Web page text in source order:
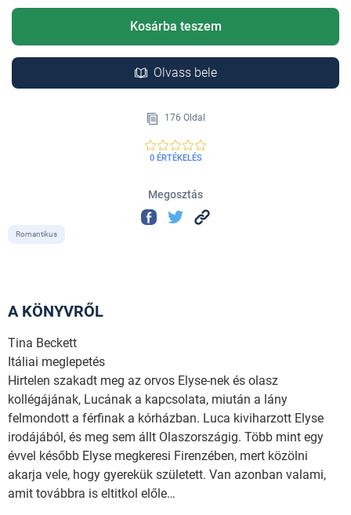
Kosárba teszem
Olvass bele
176 Oldal
0 ÉRTÉKELÉS
Megosztás
Romantikus
A KÖNYVRŐL
Tina Beckett
Itáliai meglepetés
Hirtelen szakadt meg az orvos Elyse-nek és olasz
kollégájának, Lucának a kapcsolata, miután a lány
felmondott a férfinak a kórházban. Luca kiviharzott Elyse
irodájából, és meg sem állt Olaszországig. Több mint egy
évvel később Elyse megkeresi Firenzében, mert közölni
akarja vele, hogy gyerekük született. Van azonban valami,
amit továbbra is eltitkol előle…